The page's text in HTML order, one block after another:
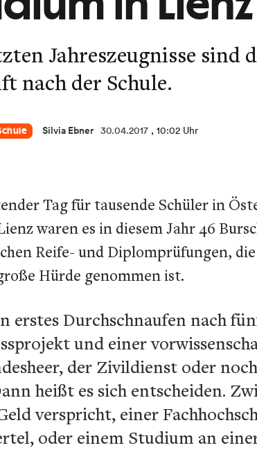
Jahreszeugnisse sind
nach der Schule.
Silvia Ebner 30.04.2017 , 10:02 Uhr
Tag für tausende Schüler in
waren es in diesem Jahr 46
Reife- und Diplomprüfungen,
Hürde genommen ist.
erstes Durchschnaufen nach
und einer
der Zivildienst oder
heißt es sich entscheiden.
verspricht, einer
oder einem Studium an